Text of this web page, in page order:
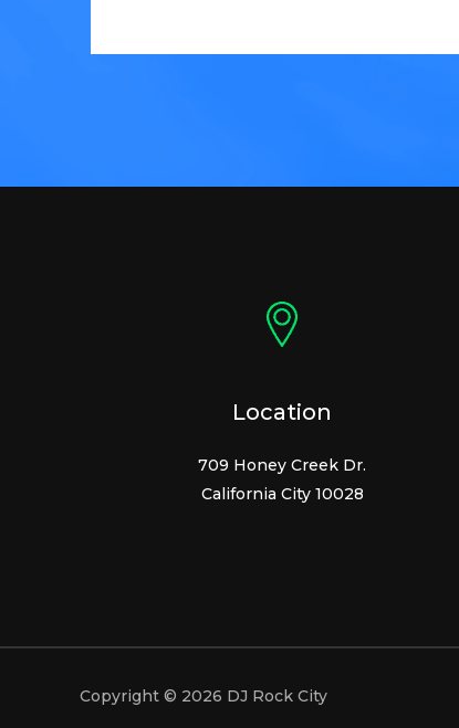
Location
709 Honey Creek Dr.
California City 10028
Copyright © 2026 DJ Rock City